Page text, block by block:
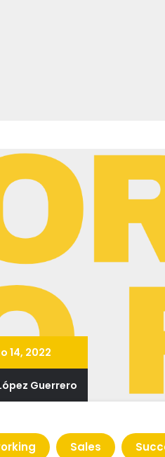
14, 2022
Guerrero
Sales